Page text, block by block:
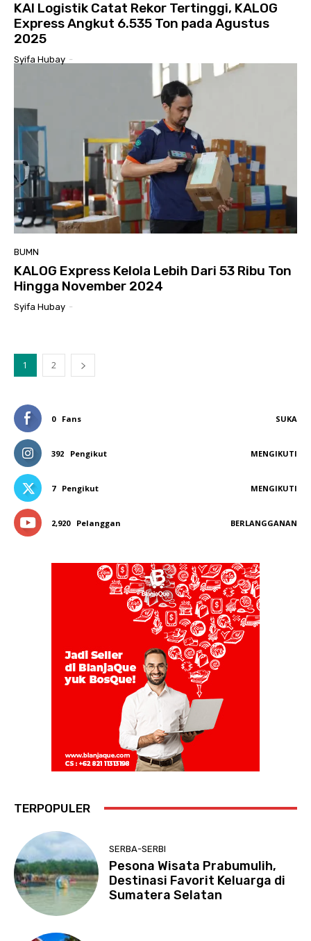
KAI Logistik Catat Rekor Tertinggi, KALOG
Express Angkut 6.535 Ton pada Agustus
2025
Syifa Hubay -
BUMN
KALOG Express Kelola Lebih Dari 53 Ribu Ton
Hingga November 2024
Syifa Hubay -
1 2
0 Fans SUKA
392 Pengikut MENGIKUTI
7 Pengikut MENGIKUTI
2,920 Pelanggan BERLANGGANAN
TERPOPULER
SERBA-SERBI
Pesona Wisata Prabumulih,
Destinasi Favorit Keluarga di
Sumatera Selatan